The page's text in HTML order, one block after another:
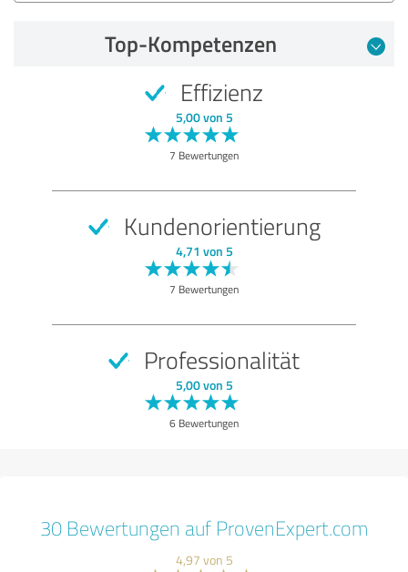
Top-Kompetenzen
Effizienz
5,00 von 5
7 Bewertungen
Kundenorientierung
4,71 von 5
7 Bewertungen
Professionalität
5,00 von 5
6 Bewertungen
30 Bewertungen auf ProvenExpert.com
4,97 von 5